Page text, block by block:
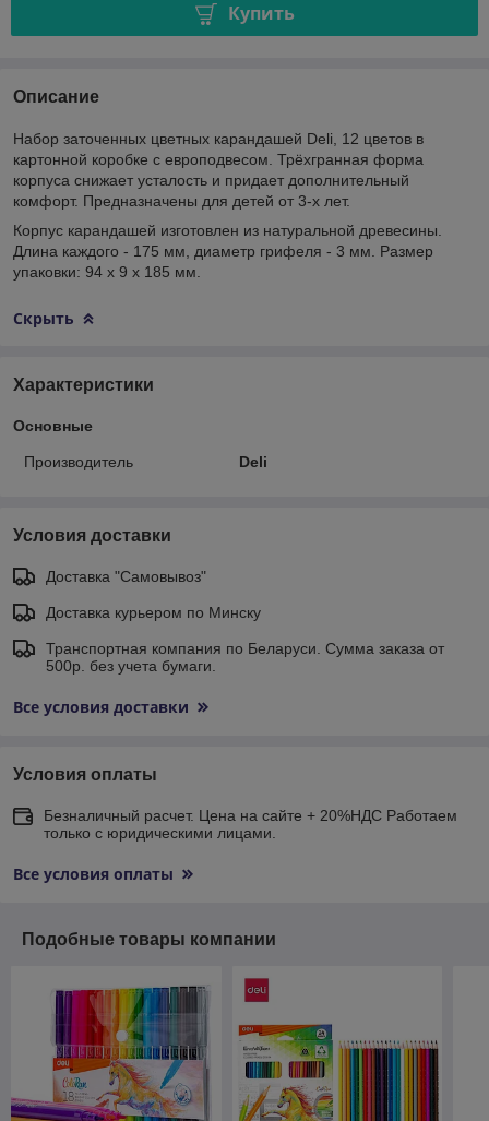
Купить
Описание
Набор заточенных цветных карандашей Deli, 12 цветов в
картонной коробке с европодвесом. Трёхгранная форма
корпуса снижает усталость и придает дополнительный
комфорт. Предназначены для детей от 3-х лет.
Корпус карандашей изготовлен из натуральной древесины.
Длина каждого - 175 мм, диаметр грифеля - 3 мм. Размер
упаковки: 94 x 9 x 185 мм.
Скрыть
Характеристики
Основные
Производитель Deli
Условия доставки
Доставка "Самовывоз"
Доставка курьером по Минску
Транспортная компания по Беларуси. Сумма заказа от
500р. без учета бумаги.
Все условия доставки
Условия оплаты
Безналичный расчет. Цена на сайте + 20%НДС Работаем
только с юридическими лицами.
Все условия оплаты
Подобные товары компании